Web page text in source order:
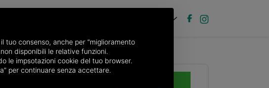
Via Valcucca, Peveragno
tuo consenso, anche per “miglioramento
disponibili le relative funzioni.
le impsotazioni cookie del tuo browser.
per continuare senza accettare.